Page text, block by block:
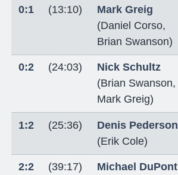
0:1 (13:10)
Mark Greig
(Daniel Corso,
Brian Swanson)
0:2 (24:03)
Nick Schultz
(Brian Swanson,
Mark Greig)
1:2 (25:36)
Denis Pederson
(Erik Cole)
2:2 (39:17)
Michael DuPont